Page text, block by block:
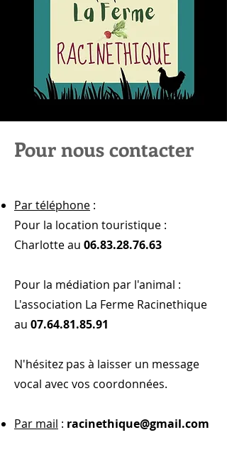
Pour nous contacter
Par téléphone :
Pour la location touristique :
Charlotte au 06.83.28.76.63
Pour la médiation par l'animal :
L'association La Ferme Racinethique
au 07.64.81.85.91
N'hésitez pas à laisser un message
vocal avec vos coordonnées.
Par mail : racinethique@gmail.com